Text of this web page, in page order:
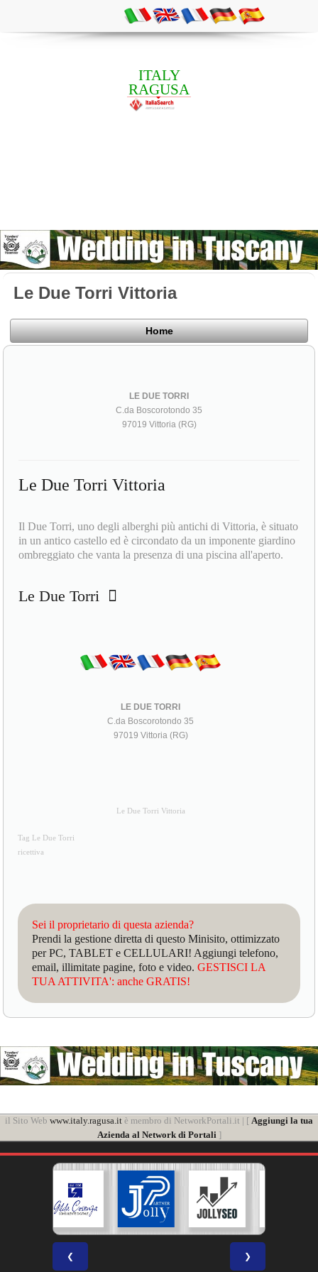
ITALY
RAGUSA
Le Due Torri Vittoria
Home
LE DUE TORRI
C.da Boscorotondo 35
97019 Vittoria (RG)
Le Due Torri Vittoria
Il Due Torri, uno degli alberghi più antichi di Vittoria, è situato
in un antico castello ed è circondato da un imponente giardino
ombreggiato che vanta la presenza di una piscina all'aperto.
Le Due Torri
LE DUE TORRI
C.da Boscorotondo 35
97019 Vittoria (RG)
Le Due Torri Vittoria
Tag Le Due Torri
ricettiva
Sei il proprietario di questa azienda?
Prendi la gestione diretta di questo Minisito, ottimizzato
per PC, TABLET e CELLULARI! Aggiungi telefono,
email, illimitate pagine, foto e video.GESTISCI LA
TUA ATTIVITA': anche GRATIS!
il Sito Web www.italy.ragusa.it è membro di NetworkPortali.it | [ Aggiungi la tua
Azienda al Network di Portali]
❮ ❯